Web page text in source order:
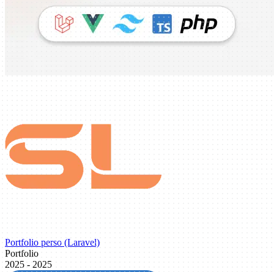
Portfolio perso (Laravel)
Portfolio
2025 - 2025